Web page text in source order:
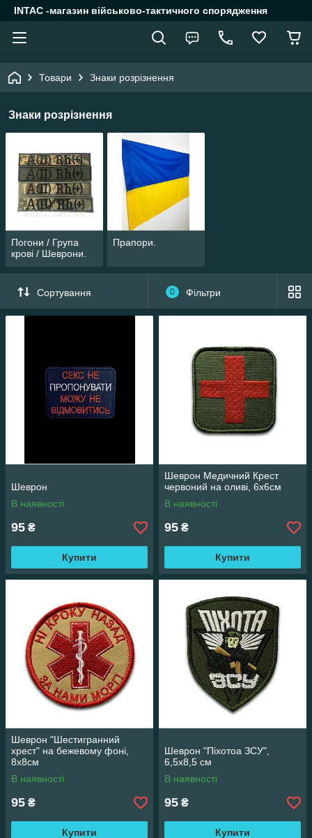
INTAC -магазин військово-тактичного спорядження
Товари Знаки розрізнення
Знаки розрізнення
Погони / Група
крові / Шеврони.
Прапори.
Сортування 0 Фільтри
Шеврон
В наявності
95 ₴
Купити
Шеврон Медичний Крест
червоний на оливі, 6х6см
В наявності
95 ₴
Купити
Шеврон "Шестигранний
хрест" на бежевому фоні,
8х8см
В наявності
95 ₴
Купити
Шеврон "Піхотоа ЗСУ",
6,5х8,5 см
В наявності
95 ₴
Купити